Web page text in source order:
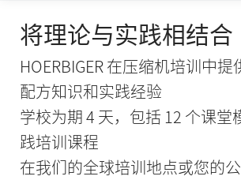
将理论与实践相结合
HOERBIGER 在压缩机培训中
配方知识和实践经验
学校为期 4 天，包括 12 个课堂
践培训课程
在我们的全球培训地点或您的